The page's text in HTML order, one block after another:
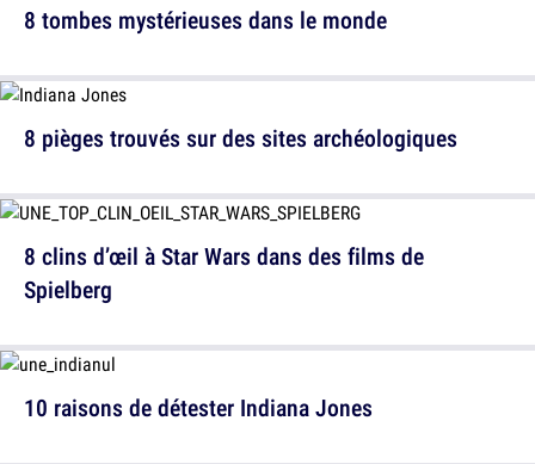
8 pièges trouvés sur des sites archéologiques
10 raisons de détester Indiana Jones
8 tombes mystérieuses dans le monde
8 clins d’œil à Star Wars dans des films de
Spielberg